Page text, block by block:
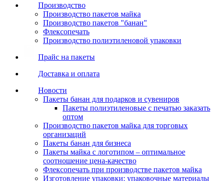
Производство
Производство пакетов майка
Производство пакетов "банан"
Флексопечать
Производство полиэтиленовой упаковки
Прайс на пакеты
Доставка и оплата
Новости
Пакеты банан для подарков и сувениров
Пакеты полиэтиленовые с печатью заказать
оптом
Производство пакетов майка для торговых
организаций
Пакеты банан для бизнеса
Пакеты майка с логотипом – оптимальное
соотношение цена-качество
Флексопечать при производстве пакетов майка
Изготовление упаковки: упаковочные материалы